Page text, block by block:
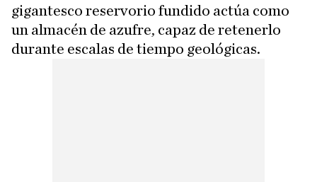
gigantesco reservorio fundido actúa como
un almacén de azufre, capaz de retenerlo
durante escalas de tiempo geológicas.